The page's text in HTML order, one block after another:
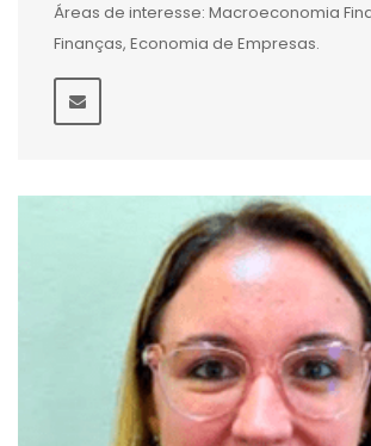
Áreas de interesse: Macroeconomia
Finanças, Economia de Empresas.